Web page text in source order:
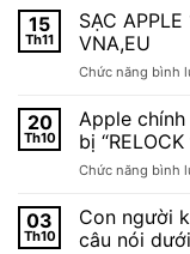
15
Th11
SẠC
VNA,EU
Chức năng bình
20
Th10
Apple
bị
Chức năng bình
03
Th10
Con người
câu nói